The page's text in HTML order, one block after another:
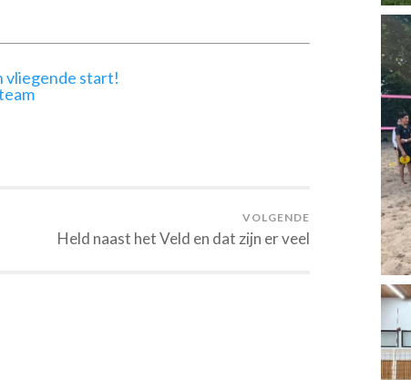
vliegende start!
VOLGENDE
Held naast het Veld en dat zijn er veel